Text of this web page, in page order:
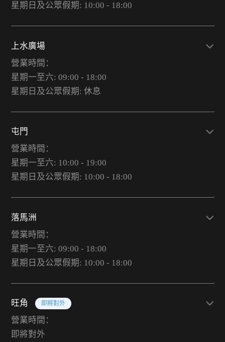
星期日及公眾假期: 10:00 - 18:00
上水廣場
營業時間：
星期一至六: 09:00 - 18:00
星期日及公眾假期: 休息
屯門
營業時間：
星期一至六: 10:00 - 19:00
星期日及公眾假期: 10:00 - 18:00
落馬洲
營業時間：
星期一至六: 09:00 - 18:00
星期日及公眾假期: 10:00 - 18:00
旺角 即將對外
營業時間：
即將對外